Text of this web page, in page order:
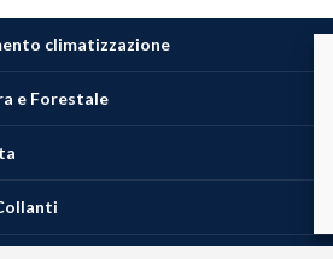
climatizzazione
e Forestale